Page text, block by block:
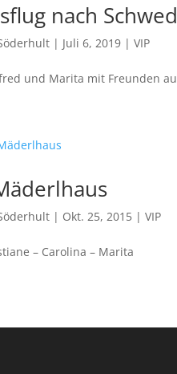
nach
| Juli 6, 2019 |VIP
und Marita mit Freunden
| Okt. 25, 2015 |VIP
– Carolina – Marita